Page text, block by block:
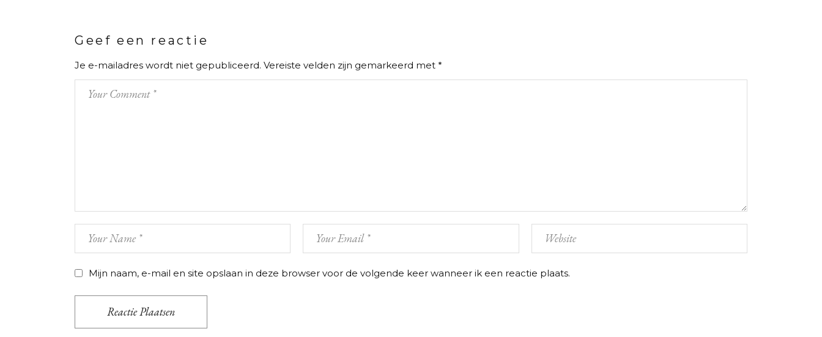
Geef een reactie
Je e-mailadres wordt niet gepubliceerd. Vereiste velden zijn gemarkeerd met *
Mijn naam, e-mail en site opslaan in deze browser voor de volgende keer wanneer ik een reactie plaats.
Reactie Plaatsen